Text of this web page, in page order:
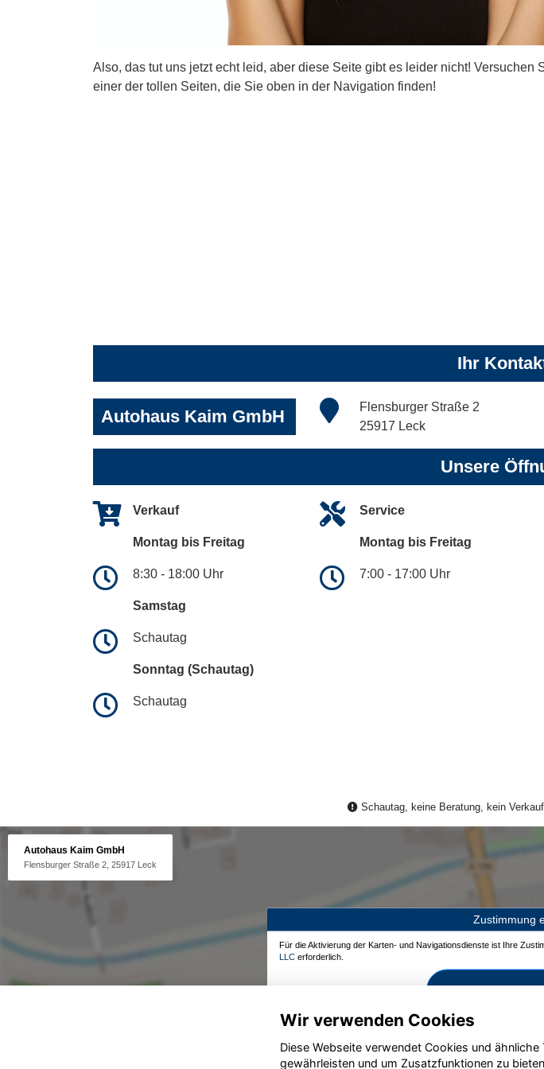
Also, das tut uns jetzt echt leid, aber diese Seite gibt es leider nicht! Versuchen
einer der tollen Seiten, die Sie oben in der Navigation finden!
Ihr
Autohaus Kaim GmbH
Flensburger Straße 2
25917 Leck
Unsere
Verkauf
Montag bis Freitag
8:30 - 18:00 Uhr
Samstag
Schautag
Sonntag (Schautag)
Schautag
Service
Montag bis Freitag
7:00 - 17:00 Uhr
Schautag, keine Beratung, kein
Autohaus Kaim GmbH
Flensburger Straße 2, 25917 Leck
Zustimmung
Für die Aktivierung der Karten- und Navigationsdienste ist Ihre
LLC erforderlich.
Wir verwenden Cookies
Diese Webseite verwendet Cookies und
gewährleisten und um Zusatzfunktionen zu